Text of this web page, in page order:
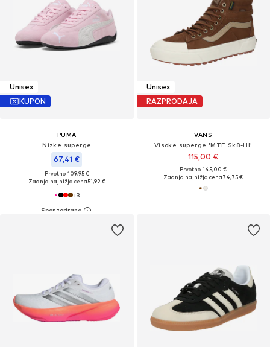
Unisex
KUPON
PUMA
Nizke superge
67,41 €
Prvotno: 109,95 €
Zadnja najnižja cena51,92 €
+3
Unisex
RAZPRODAJA
VANS
Visoke superge 'MTE Sk8-HI'
115,00 €
Prvotno: 145,00 €
Zadnja najnižja cena74,75 €